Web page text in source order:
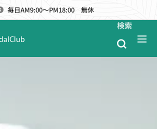
毎日AM9:00～PM18:00 無休
検索